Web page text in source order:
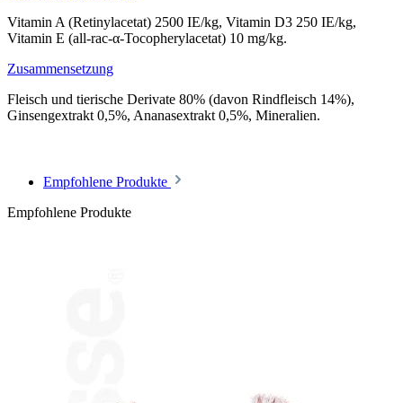
Vitamin A (Retinylacetat) 2500 IE/kg, Vitamin D3 250 IE/kg,
Vitamin E (all-rac-α-Tocopherylacetat) 10 mg/kg.
Zusammensetzung
Fleisch und tierische Derivate 80% (davon Rindfleisch 14%),
Ginsengextrakt 0,5%, Ananasextrakt 0,5%, Mineralien.
Empfohlene Produkte
Empfohlene Produkte